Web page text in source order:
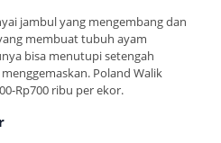
jambul yang mengembang dan
membuat tubuh ayam
bisa menutupi setengah
Poland Walik
Rp700 ribu per ekor.